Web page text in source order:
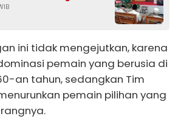
ini tidak mengejutkan, karena
pemain yang berusia di
an tahun, sedangkan Tim
pemain pilihan yang